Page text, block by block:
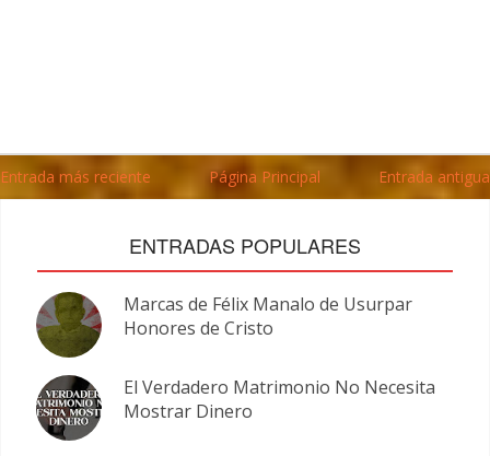
Entrada más reciente Página Principal Entrada antigua
ENTRADAS POPULARES
Marcas de Félix Manalo de Usurpar
Honores de Cristo
El Verdadero Matrimonio No Necesita
Mostrar Dinero